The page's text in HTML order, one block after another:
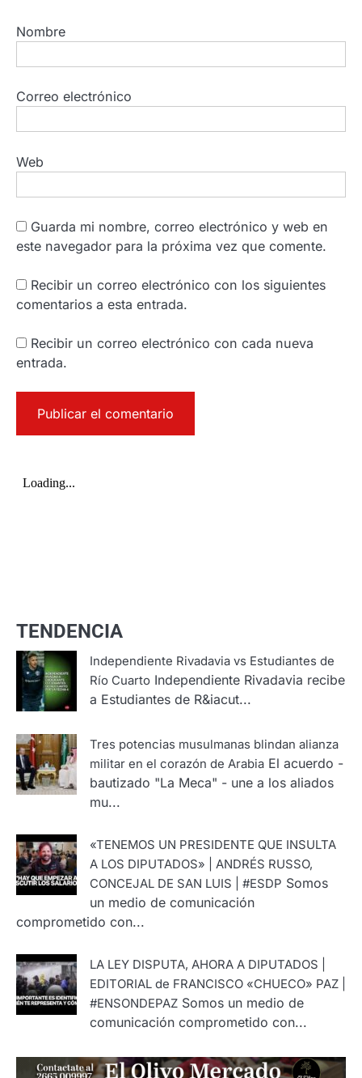
Nombre
Correo electrónico
Web
Guarda mi nombre, correo electrónico y web en
este navegador para la próxima vez que comente.
Recibir un correo electrónico con los siguientes
comentarios a esta entrada.
Recibir un correo electrónico con cada nueva
entrada.
TENDENCIA
Independiente Rivadavia vs Estudiantes de
Río Cuarto Independiente Rivadavia recibe
a Estudiantes de R&iacut...
Tres potencias musulmanas blindan alianza
militar en el corazón de Arabia El acuerdo -
bautizado "La Meca" - une a los aliados
mu...
«TENEMOS UN PRESIDENTE QUE INSULTA
A LOS DIPUTADOS» | ANDRÉS RUSSO,
CONCEJAL DE SAN LUIS | #ESDP Somos
un medio de comunicación
comprometido con...
LA LEY DISPUTA, AHORA A DIPUTADOS |
EDITORIAL de FRANCISCO «CHUECO» PAZ |
#ENSONDEPAZ Somos un medio de
comunicación comprometido con...